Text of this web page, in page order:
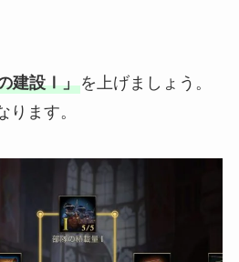
建設Ⅰ」を上げましょう。
ります。